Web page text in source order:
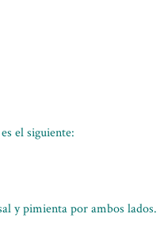
el siguiente:
y pimienta por ambos lados.